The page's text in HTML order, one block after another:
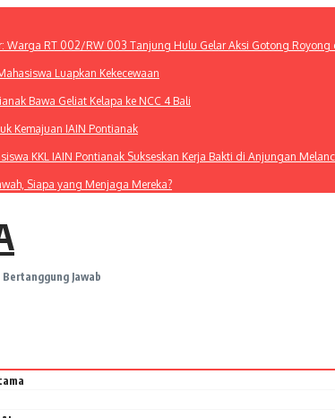
Warga RT 002/RW 003 Tanjung Hulu Gelar Aksi Gotong
Luapkan Kekecewaan
Bawa Geliat Kelapa ke NCC 4 Bali
Kemajuan IAIN Pontianak
KKL IAIN Pontianak Sukseskan Kerja Bakti di Anjungan
Siapa yang Menjaga Mereka?
Jawab